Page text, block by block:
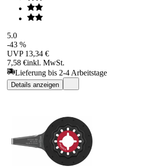
5.0
-43 %
UVP 13,34 €
7,58 €inkl. MwSt.
Lieferung bis 2-4 Arbeitstage
Details anzeigen